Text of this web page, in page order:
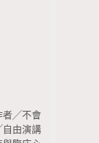
者╱不會
由演講